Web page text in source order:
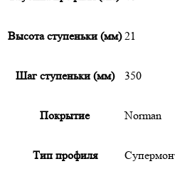
Высота ступеньки (мм) 21
Шаг ступеньки (мм) 350
Покрытие Norman
Тип профиля